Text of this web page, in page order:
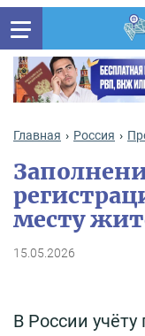
Главная Россия
месту
15.05.2026
В России